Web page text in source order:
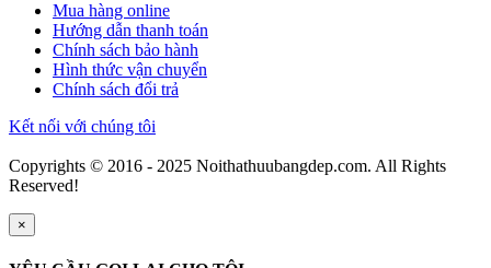
Mua hàng online
Hướng dẫn thanh toán
Chính sách bảo hành
Hình thức vận chuyển
Chính sách đổi trả
Kết nối với chúng tôi
Copyrights © 2016 - 2025 Noithathuubangdep.com. All Rights
Reserved!
×